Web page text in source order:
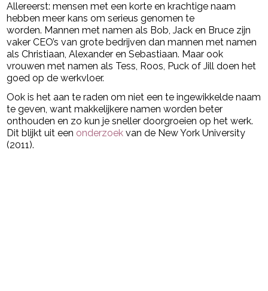
Allereerst: mensen met een korte en krachtige naam
hebben meer kans om serieus genomen te
worden. Mannen met namen als Bob, Jack en Bruce zijn
vaker CEO’s van grote bedrijven dan mannen met namen
als Christiaan, Alexander en Sebastiaan. Maar ook
vrouwen met namen als Tess, Roos, Puck of Jill doen het
goed op de werkvloer.
Ook is het aan te raden om niet een te ingewikkelde naam
te geven, want makkelijkere namen worden beter
onthouden en zo kun je sneller doorgroeien op het werk.
Dit blijkt uit een onderzoek van de New York University
(2011).